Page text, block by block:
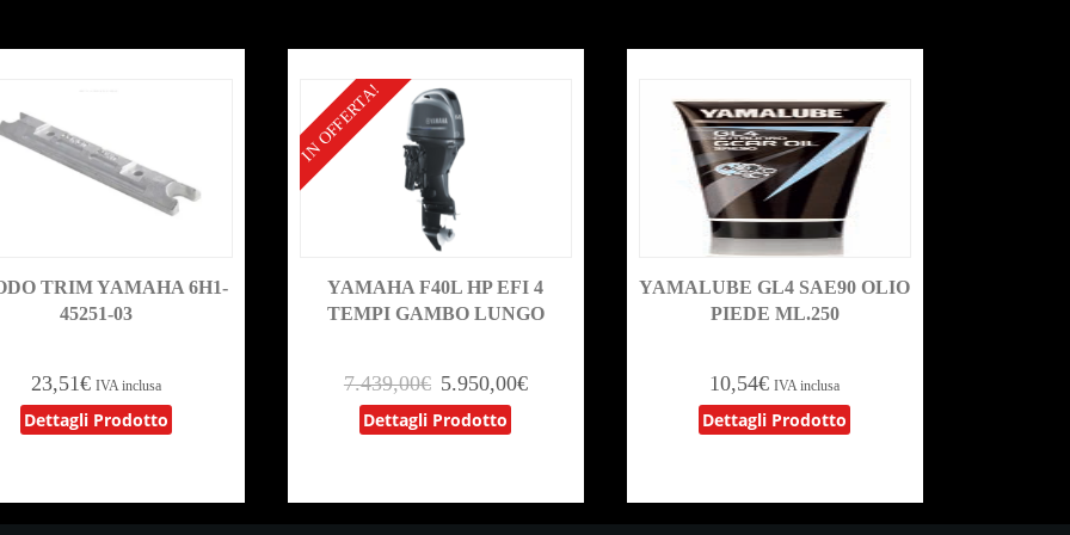
TRIM YAMAHA 6H1-
45251-03
23,51€ IVA inclusa
Dettagli Prodotto
IN OFFERTA!
YAMAHA F40L HP EFI 4
TEMPI GAMBO LUNGO
7.439,00€ 5.950,00€
Dettagli Prodotto
YAMALUBE GL4 SAE90 OLIO
PIEDE ML.250
10,54€ IVA inclusa
Dettagli Prodotto